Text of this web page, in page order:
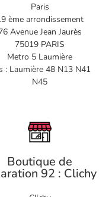
Paris
ème arrondissement
Avenue Jean Jaurès
75019 PARIS
Metro 5 Laumière
: Laumière 48 N13 N41
N45
Boutique de
92 : Clichy